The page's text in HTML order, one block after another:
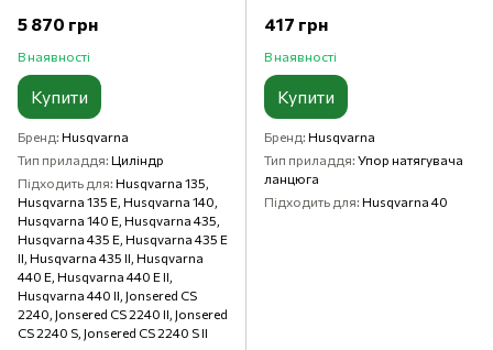
5 870 грн
В наявності
Купити
Бренд Husqvarna
Тип приладдя Циліндр
Підходить для Husqvarna 135,
Husqvarna 135 E, Husqvarna 140,
Husqvarna 140 E, Husqvarna 435,
Husqvarna 435 E, Husqvarna 435 E
II, Husqvarna 435 II, Husqvarna
440 E, Husqvarna 440 E II,
Husqvarna 440 II, Jonsered CS
2240, Jonsered CS 2240 II, Jonsered
CS 2240 S, Jonsered CS 2240 S II
417 грн
В наявності
Купити
Бренд Husqvarna
Тип приладдя Упор натягувача
ланцюга
Підходить для Husqvarna 40